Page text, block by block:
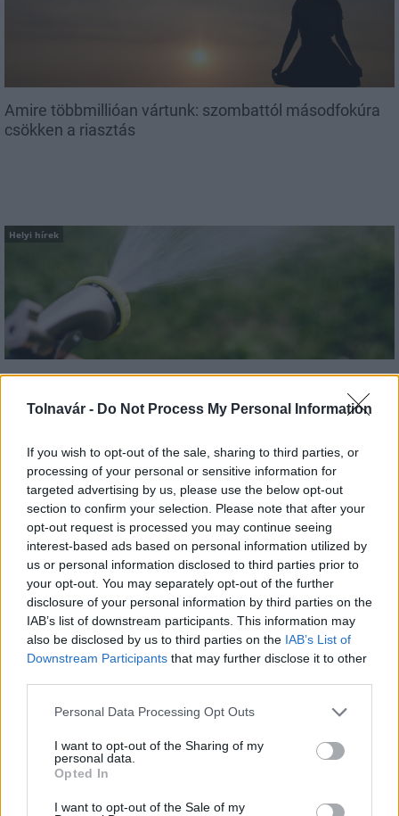
Tolnavár - Do Not Process My Personal Information
If you wish to opt-out of the sale, sharing to third parties, or
processing of your personal or sensitive information for
targeted advertising by us, please use the below opt-out
section to confirm your selection. Please note that after your
opt-out request is processed you may continue seeing
interest-based ads based on personal information utilized by
us or personal information disclosed to third parties prior to
your opt-out. You may separately opt-out of the further
disclosure of your personal information by third parties on the
IAB’s list of downstream participants. This information may
also be disclosed by us to third parties on the IAB’s List of
Downstream Participants that may further disclose it to other
Please note that this website/app uses one or more Google
not limited to your visit or usage behaviour. You may click to
grant or deny consent to Google and its third-party tags to
use your data for below specified purposes in below Google
consent section.
Personal Data Processing Opt Outs
I want to opt-out of the Sharing of my
personal data.
Opted In
I want to opt-out of the Sale of my
Amire többmillióan vártunk: szombattól másodfokúra
csökken a riasztás
Helyi hírek
A hőségben is védik a növényzetet Pakson
MAGYAR ÉPÍTŐK
Aktuális